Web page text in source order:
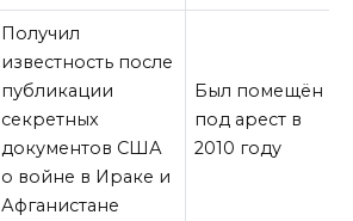
Получил
известность после
публикации
секретных
документов США
о войне в Ираке и
Афганистане
Был помещён
под арест в
2010 году